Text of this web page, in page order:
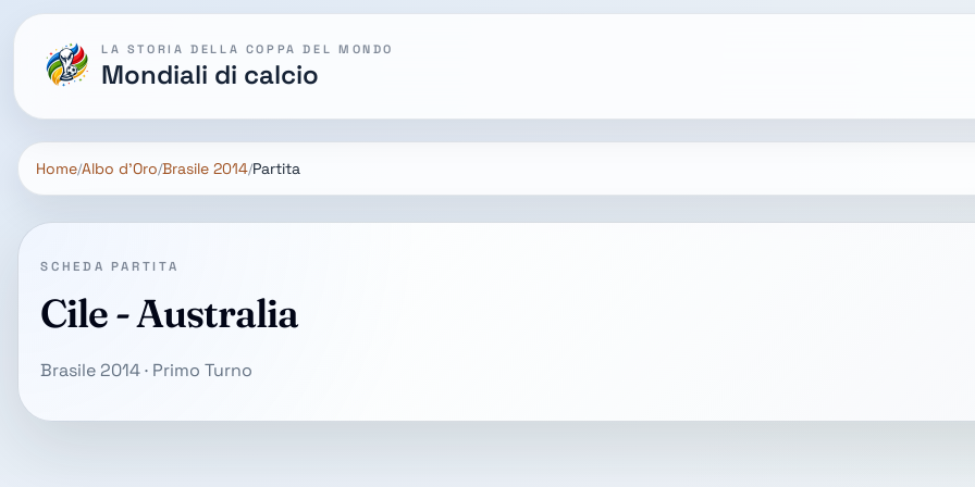
LA STORIA DELLA COPPA DEL MONDO
Mondiali di calcio
Home Albo d'Oro Brasile 2014 Partita
SCHEDA PARTITA
Cile - Australia
Brasile 2014 · Primo Turno